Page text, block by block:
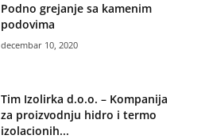
Podno grejanje sa kamenim
podovima
decembar 10, 2020
Tim Izolirka d.o.o. – Kompanija
za proizvodnju hidro i termo
izolacionih...